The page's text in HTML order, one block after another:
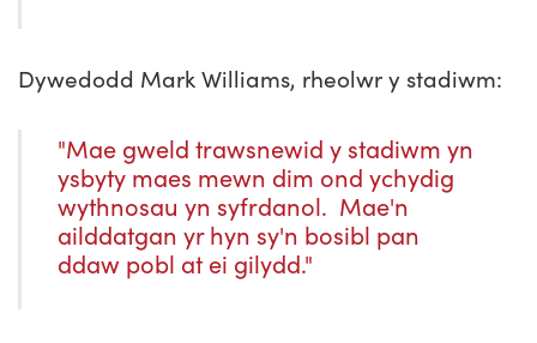
Dywedodd Mark Williams, rheolwr y stadiwm:
"Mae gweld trawsnewid y stadiwm yn
ysbyty maes mewn dim ond ychydig
wythnosau yn syfrdanol. Mae'n
ailddatgan yr hyn sy'n bosibl pan
ddaw pobl at ei gilydd."